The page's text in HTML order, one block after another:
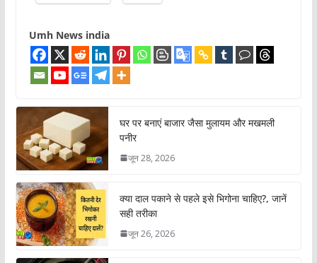
Umh News india
घर पर बनाएं बाजार जैसा मुलायम और मखमली
पनीर
जून 28, 2026
क्या दाल पकाने से पहले इसे भिगोना चाहिए?, जानें
सही तरीका
जून 26, 2026